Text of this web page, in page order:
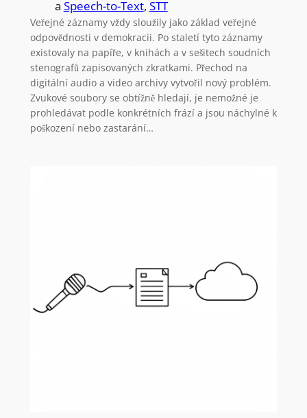
a Speech-to-Text, STT
Veřejné záznamy vždy sloužily jako základ veřejné
odpovědnosti v demokracii. Po staletí tyto záznamy
existovaly na papíře, v knihách a v sešitech soudních
stenografů zapisovaných zkratkami. Přechod na
digitální audio a video archivy vytvořil nový problém.
Zvukové soubory se obtížně hledají, je nemožné je
prohledávat podle konkrétních frází a jsou náchylné k
poškození nebo zastarání…